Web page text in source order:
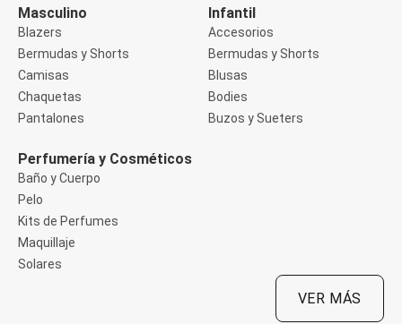
Pantalones
Algodón
Casual
Clochard
Deportivo
Jean
Jogger
Pantacourt
Pantalona
Social
Chaquetas
Blazers
Chaquetas
Chaquetas de punto
Saco liviano
Masculino
Blazers
Bermudas y Shorts
Camisas
Chaquetas
Pantalones
Infantil
Accesorios
Bermudas y Shorts
Blusas
Bodies
Buzos y Sueters
Perfumería y Cosméticos
Baño y Cuerpo
Pelo
Kits de Perfumes
Maquillaje
Solares
VER MÁS